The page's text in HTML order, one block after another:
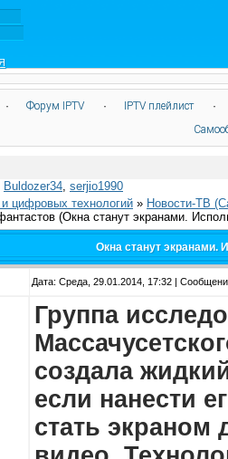
· Форум IPTV · IPTV плейлист
·
Buldozer34, serjio1990
цифровых технологий » Новости-ТВ
(Окна станут экранами.
Окна станут экранами.
Дата: Среда, 29.01.2014, 17:32 |
Группа
создала
если нанести
стать экраном